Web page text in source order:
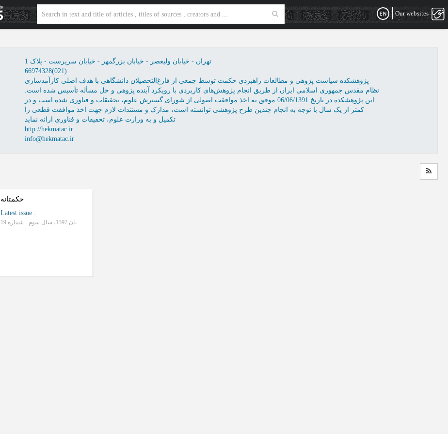
Our websites
تهران - خیابان ولیعصر - خیابان بزرگمهر - خیابان سرپرست - پلاک 1
66974328(021)
پژوهشکده سیاست پژوهی و مطالعات راهبردی حکمت توسط جمعی از فارغ‌التحصیلان دانشگاهی با هدف اصلی کارآمدسازی
نظام مقدس جمهوری اسلامی ایران از طریق انجام پژوهش‌های کاربردی با رویکرد آینده پژوهی و حل مسأله تأسیس شده است.
این پژوهشکده در تاریخ 06/06/1391 موفق به اخذ موافقت اصولی از شورای گسترش علوم، تحقیقات و فناوری شده است و در
کمتر از یک سال با توجه به انجام چندین طرح پژوهشی توانسته است، مدارک و مستندات لازم جهت اخذ موافقت قطعی را
تکمیل و به وزارت علوم، تحقیقات و فناوری ارائه نماید
http://hekmatac.ir
info@hekmatac.ir
حکمتانه
Latest issue :
مهر و آبان 1397، سال سوم - شماره 19